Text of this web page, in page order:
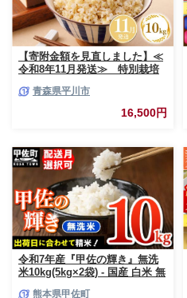
【寄附金額を見直しました】≪
令和8年11月発送≫ 特別栽培
県 平川市】
青森県平川市
16,500円
令和7年産『甲佐の輝き』無洗
米10kg(5kg×2袋) - 国産 白米 無
熊本県甲佐町